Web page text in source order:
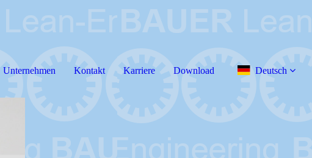
Unternehmen Kontakt Karriere Download Deutsch